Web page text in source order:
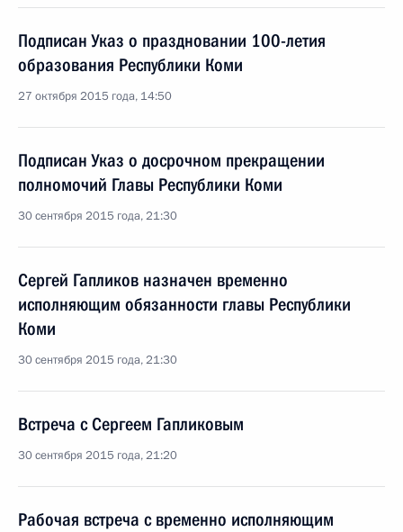
Подписан Указ о праздновании 100-летия
образования Республики Коми
27 октября 2015 года, 14:50
Подписан Указ о досрочном прекращении
полномочий Главы Республики Коми
30 сентября 2015 года, 21:30
Сергей Гапликов назначен временно
исполняющим обязанности главы Республики
Коми
30 сентября 2015 года, 21:30
Встреча с Сергеем Гапликовым
30 сентября 2015 года, 21:20
Рабочая встреча с временно исполняющим